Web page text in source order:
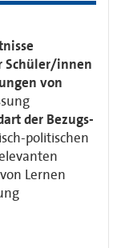
Schüler/innen
von
der Bezugs-
politischen
Lernen